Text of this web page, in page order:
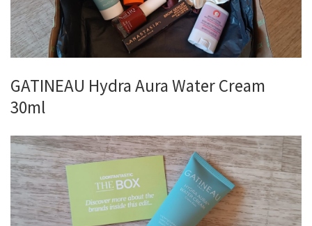
GATINEAU Hydra Aura Water Cream
30ml